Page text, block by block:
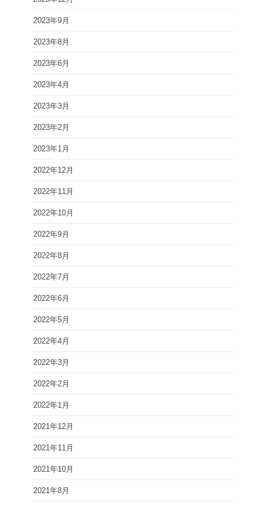
2023年9月
2023年8月
2023年6月
2023年4月
2023年3月
2023年2月
2023年1月
2022年12月
2022年11月
2022年10月
2022年9月
2022年8月
2022年7月
2022年6月
2022年5月
2022年4月
2022年3月
2022年2月
2022年1月
2021年12月
2021年11月
2021年10月
2021年8月